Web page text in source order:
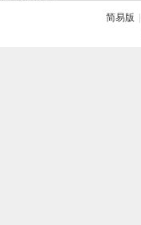
简易版 |